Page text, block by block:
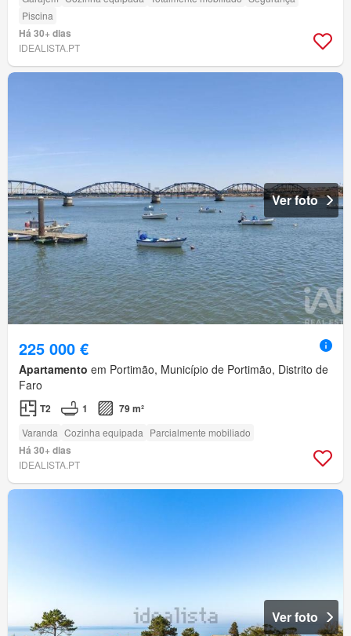
Piscina
Há 30+ dias
IDEALISTA.PT
Ver foto
225 000 €
Apartamento em Portimão, Município de Portimão, Distrito de
Faro
T2 1 79 m²
Varanda Cozinha equipada Parcialmente mobiliado
Há 30+ dias
IDEALISTA.PT
Ver foto